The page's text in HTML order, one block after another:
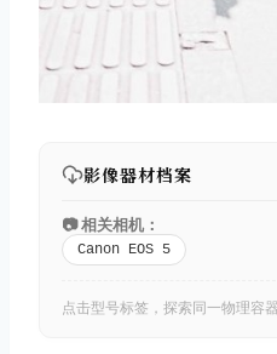
影像器材档案
📷 相关相机：
Canon EOS 5
点击型号标签，探索同一物理容